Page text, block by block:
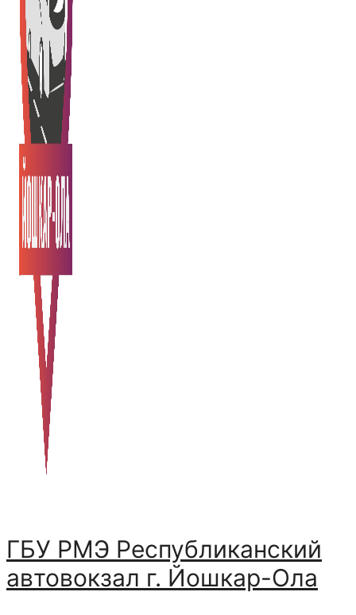
ГБУ РМЭ Республиканский
автовокзал г. Йошкар-Ола